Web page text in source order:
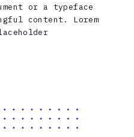
or a typeface
content. Lorem